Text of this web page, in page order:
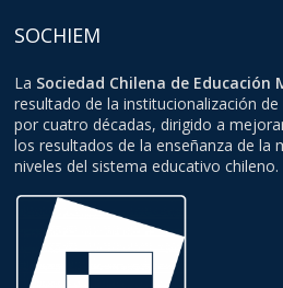
SOCHIEM
La Sociedad Chilena de Educación
resultado de la institucionalización
por cuatro décadas, dirigido a
los resultados de la enseñanza de la
niveles del sistema educativo chileno.